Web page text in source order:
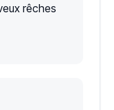
rêches